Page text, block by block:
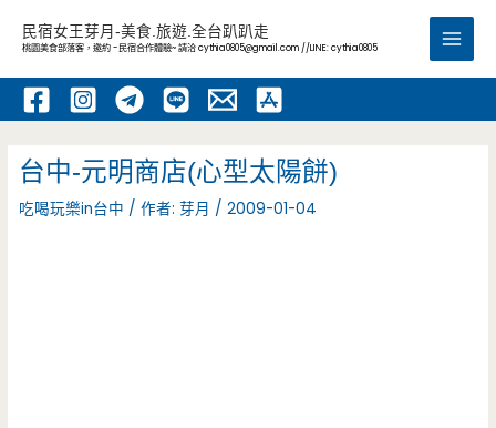
內
民宿女王芽月-美食.旅遊.全台趴趴走
桃園美食部落客，邀約 -民宿合作體驗~ 請洽cythia0805@gmail.com //LINE: cythia0805
Main
台中-元明商店(心型太陽餅)
吃喝玩樂in台中 / 作者:芽月 /2009-01-04